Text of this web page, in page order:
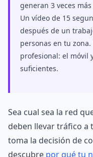
generan 3 veces
Un vídeo de 15
después de un
personas en tu
profesional: el móvil
suficientes.
Sea cual sea la red
deben llevar tráfico a
toma la decisión de
descubre por qué tu